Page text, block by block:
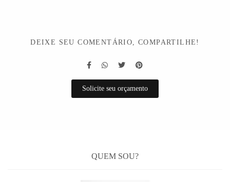
DEIXE SEU COMENTÁRIO, COMPARTILHE!
Solicite seu orçamento
QUEM SOU?